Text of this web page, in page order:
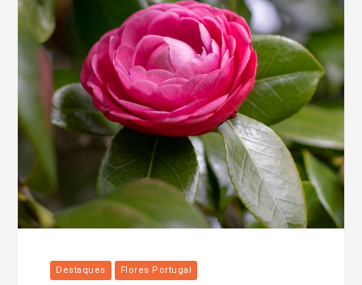
Destaques Flores Portugal